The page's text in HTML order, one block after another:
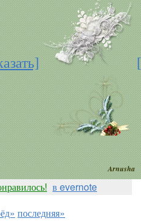
Arnusha
в evernote
последняя»